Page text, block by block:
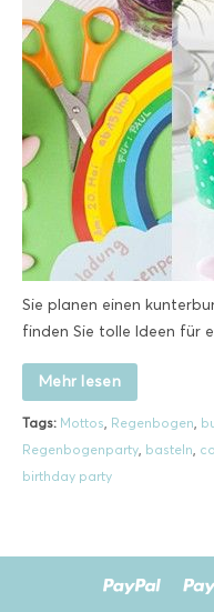
Sie planen einen
finden Sie tolle Ideen für
Mehr lesen
Tags: Mottos, Regenbogen,
Regenbogenparty, basteln,
birthday party